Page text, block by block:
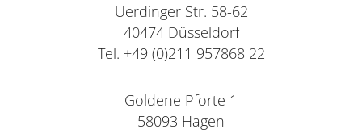
Uerdinger Str. 58-62
40474 Düsseldorf
Tel. +49 (0)211 957868 22
Goldene Pforte 1
58093 Hagen